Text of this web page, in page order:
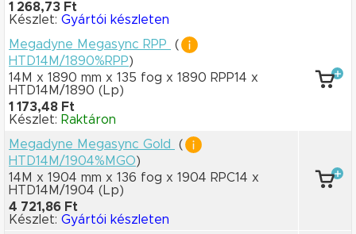
1 268,73 Ft
Készlet: Gyártói készleten
Megadyne Megasync RPP
(
HTD14M/1890%RPP)
14M x 1890 mm x 135 fog x 1890 RPP14 x
HTD14M/1890 (Lp)
1 173,48 Ft
Készlet: Raktáron
Megadyne Megasync Gold
(
HTD14M/1904%MGO)
14M x 1904 mm x 136 fog x 1904 RPC14 x
HTD14M/1904 (Lp)
4 721,86 Ft
Készlet: Gyártói készleten